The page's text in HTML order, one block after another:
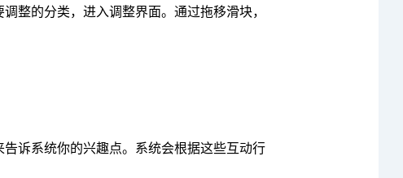
整的分类，进入调整界面。通过拖移滑块，
诉系统你的兴趣点。系统会根据这些互动行